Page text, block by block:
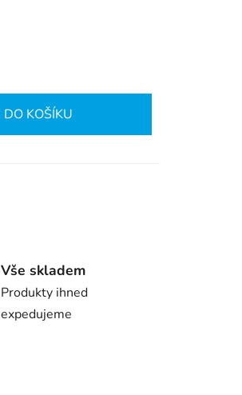
DO KOŠÍKU
Vše skladem
Produkty ihned
expedujeme